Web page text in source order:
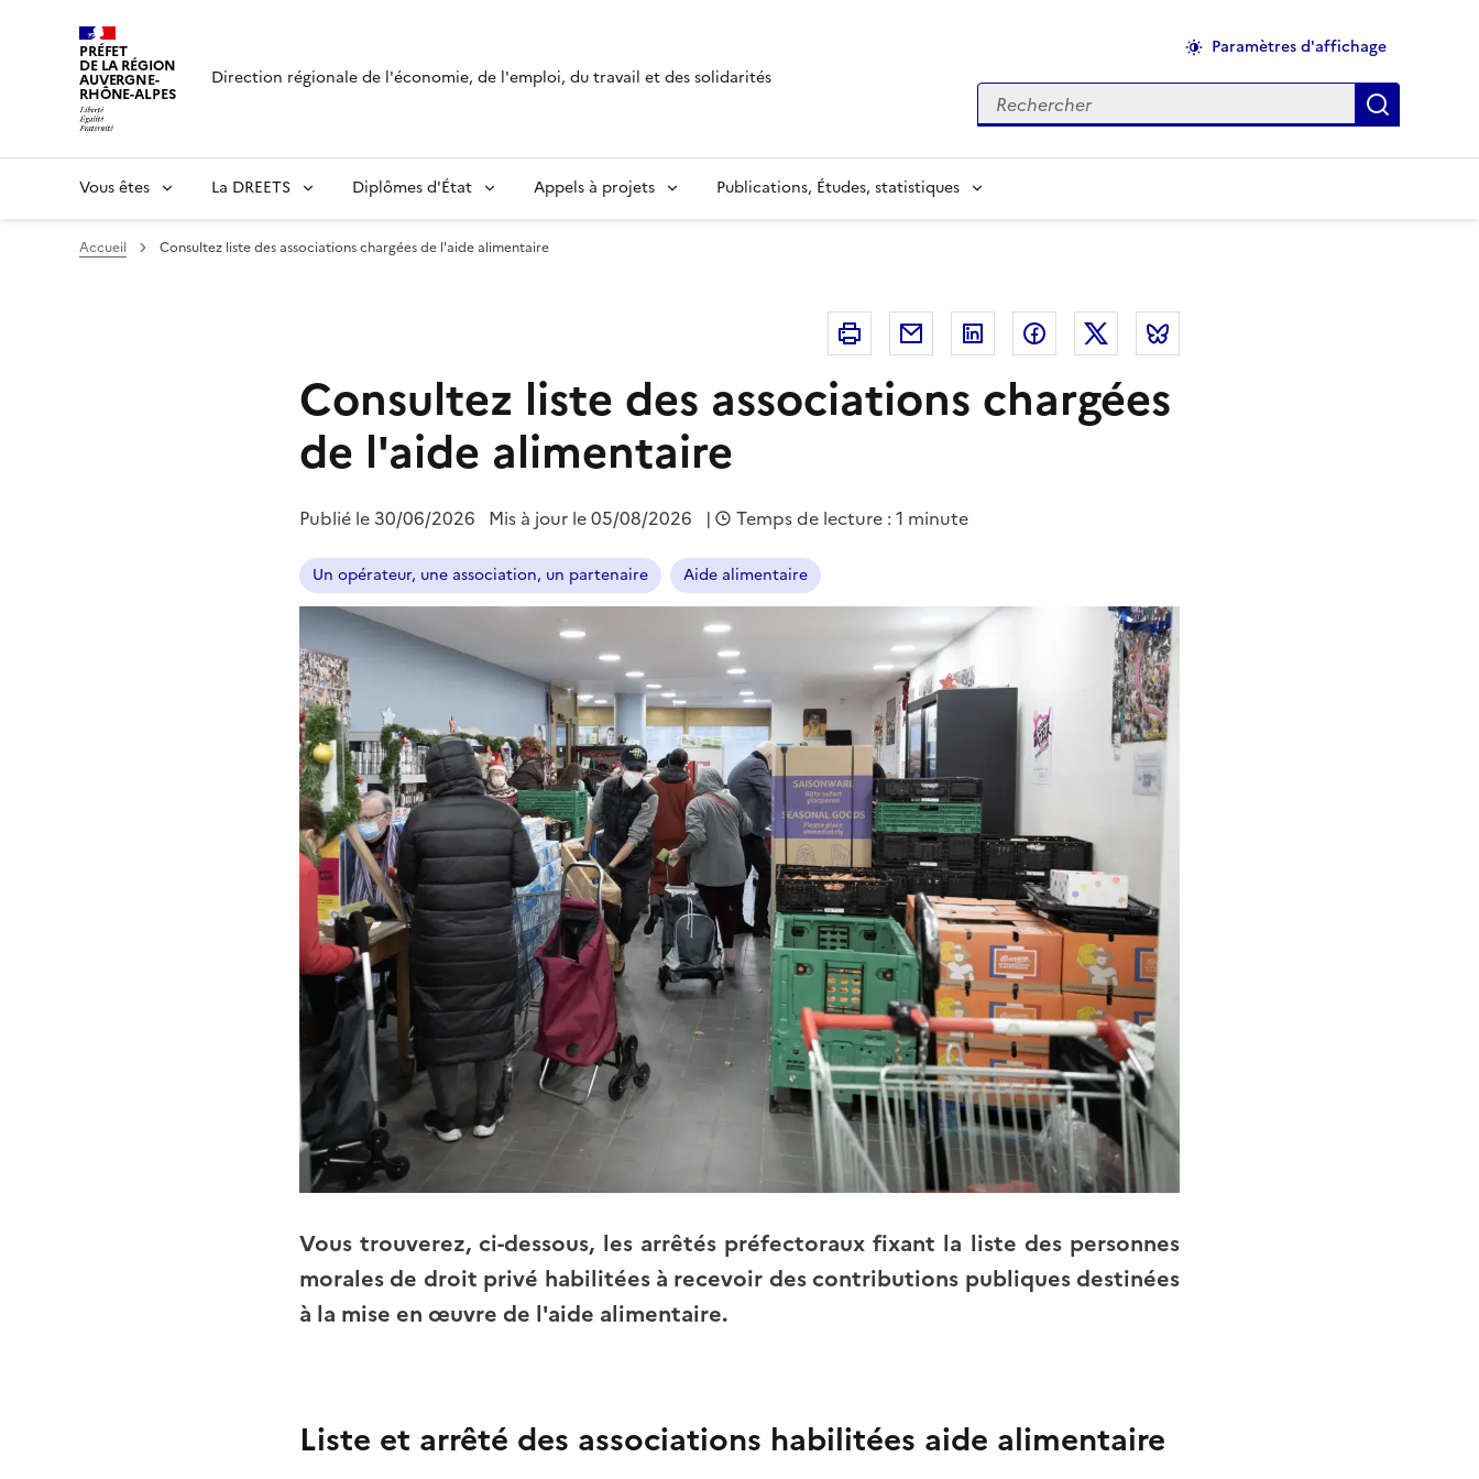
PRÉFET
DE LA RÉGION
AUVERGNE-
RHÔNE-ALPES
Direction régionale de l'économie, de l'emploi, du travail et des solidarités
Paramètres d'affichage
Rechercher
Vous êtes La DREETS Diplômes d'État Appels à projets Publications, Études, statistiques
Accueil Consultez liste des associations chargées de l'aide alimentaire
Imprimer Courriel Linkedin FacebookTwitter
Consultez liste des associations chargées
de l'aide alimentaire
Publié le 30/06/2026 Mis à jour le 05/08/2026 | Temps de lecture : 1 minute
Un opérateur, une association, un partenaire Aide alimentaire
Vous trouverez, ci-dessous, les arrêtés préfectoraux fixant la liste des personnes
morales de droit privé habilitées à recevoir des contributions publiques destinées
à la mise en œuvre de l'aide alimentaire.
Liste et arrêté des associations habilitées aide alimentaire